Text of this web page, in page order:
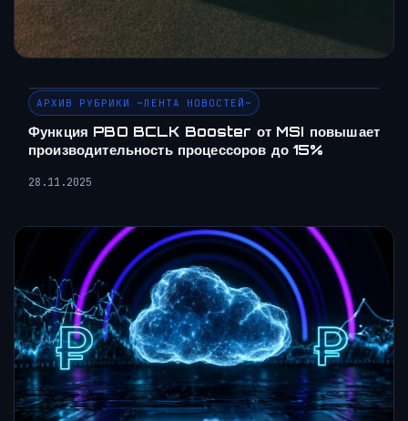
АРХИВ РУБРИКИ ~ЛЕНТА НОВОСТЕЙ~
Функция PBO BCLK Booster от MSI повышает
производительность процессоров до 15%
28.11.2025